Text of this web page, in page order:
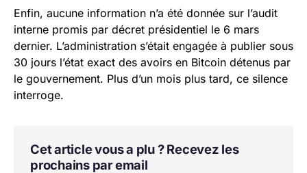
Enfin, aucune information n’a été donnée sur l’audit
interne promis par décret présidentiel le 6 mars
dernier. L’administration s’était engagée à publier sous
30 jours l’état exact des avoirs en Bitcoin détenus par
le gouvernement. Plus d’un mois plus tard, ce silence
interroge.
Cet article vous a plu ? Recevez les
prochains par email